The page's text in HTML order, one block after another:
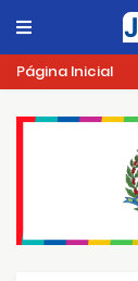
Página Inicial